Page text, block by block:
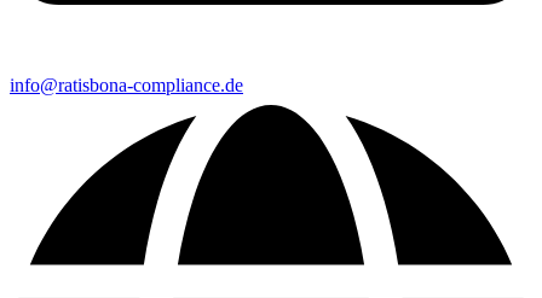
info@ratisbona-compliance.de